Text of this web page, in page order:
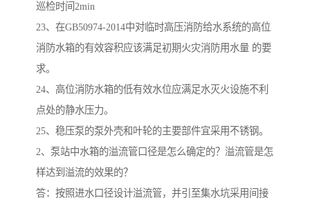
巡检时间2min
23、在GB50974-2014中对临时高压消防给水系统的高位
消防水箱的有效容积应该满足初期火灾消防用水量 的要
求。
24、高位消防水箱的低有效水位应满足水灭火设施不利
点处的静水压力。
25、稳压泵的泵外壳和叶轮的主要部件宜采用不锈钢。
2、泵站中水箱的溢流管口径是怎么确定的？溢流管是怎
样达到溢流的效果的？
答：按照进水口径设计溢流管，并引至集水坑采用间接